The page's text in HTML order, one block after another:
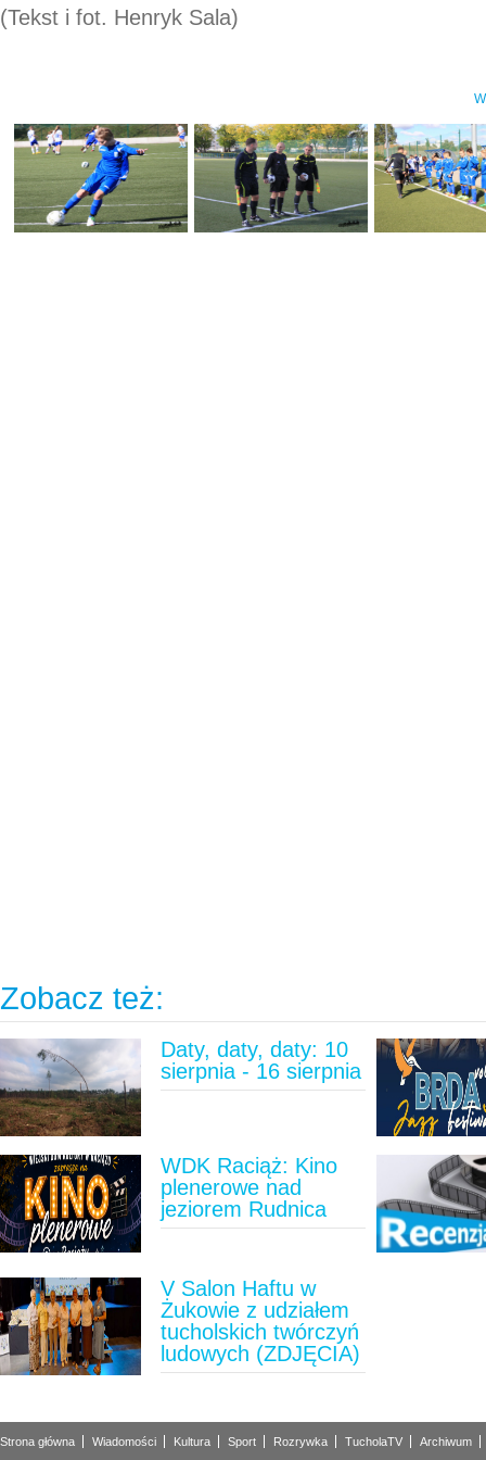
(Tekst i fot. Henryk Sala)
Zobacz też:
Daty, daty, daty: 10
sierpnia - 16 sierpnia
WDK Raciąż: Kino
plenerowe nad
jeziorem Rudnica
V Salon Haftu w
Żukowie z udziałem
tucholskich twórczyń
ludowych (ZDJĘCIA)
Strona główna Wiadomości Kultura Sport Rozrywka TucholaTV Archiwum